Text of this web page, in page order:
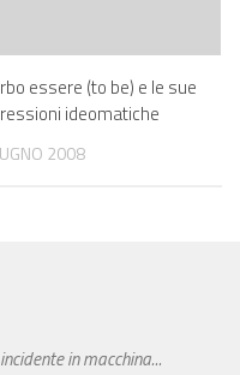
essere (to be) e le sue
ideomatiche
2008
in macchina...